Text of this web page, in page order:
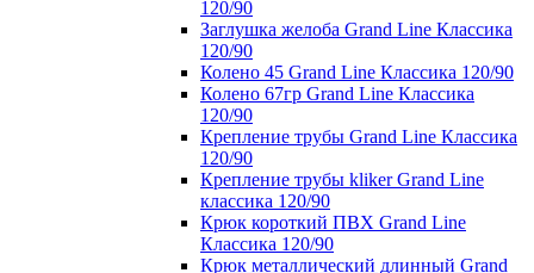
120/90
Заглушка желоба Grand Line Классика
120/90
Колено 45 Grand Line Классика 120/90
Колено 67гр Grand Line Классика
120/90
Крепление трубы Grand Line Классика
120/90
Крепление трубы kliker Grand Line
классика 120/90
Крюк короткий ПВХ Grand Line
Классика 120/90
Крюк металлический длинный Grand